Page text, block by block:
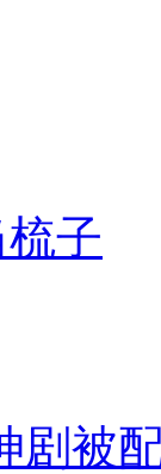
"枕头大战"
子
剧被